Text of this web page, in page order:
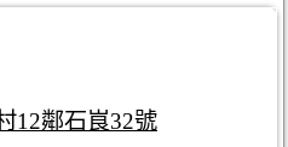
12鄰石峎32號